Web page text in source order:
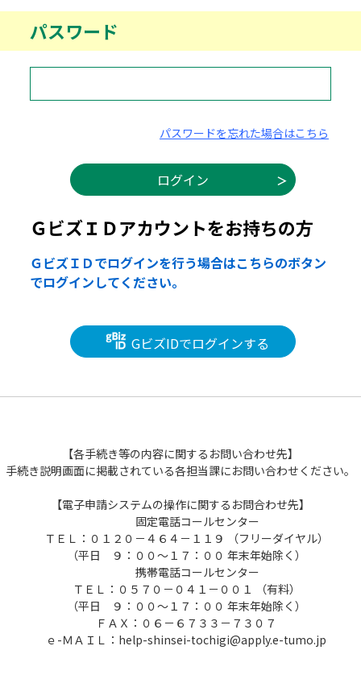
パスワード
パスワードを忘れた場合はこちら
ＧビズＩＤアカウントをお持ちの方
ＧビズＩＤでログインを行う場合はこちらのボタン
でログインしてください。
GビズIDでログインする
【各手続き等の内容に関するお問い合わせ先】
手続き説明画面に掲載されている各担当課にお問い合わせください。
【電子申請システムの操作に関するお問合わせ先】
固定電話コールセンター
ＴＥＬ：０１２０－４６４－１１９ （フリーダイヤル）
（平日 ９：００～１７：００ 年末年始除く）
携帯電話コールセンター
ＴＥＬ：０５７０－０４１－００１ （有料）
（平日 ９：００～１７：００ 年末年始除く）
ＦＡＸ：０６－６７３３－７３０７
ｅ-ＭＡＩＬ：help-shinsei-tochigi@apply.e-tumo.jp